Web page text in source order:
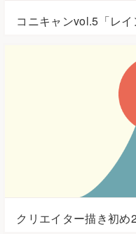
コニキャンvol.5「レ
クリエイター描き初